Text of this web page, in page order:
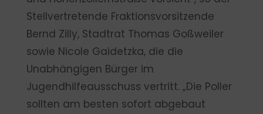
Stellvertretende Fraktionsvorsitzende
Bernd Zilly, Stadtrat Thomas Goßweiler
sowie Nicole Gaidetzka, die die
Unabhängigen Bürger im
Jugendhilfeausschuss vertritt. „Die Poller
sollten am besten sofort abgebaut